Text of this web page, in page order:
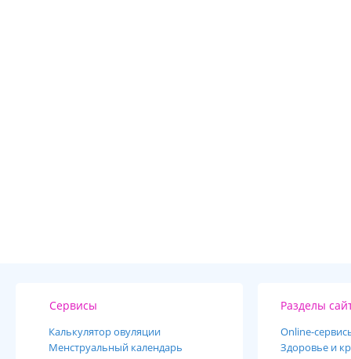
Сервисы
Калькулятор овуляции
Менструальный календарь
Разделы
Online-
Здоровье и